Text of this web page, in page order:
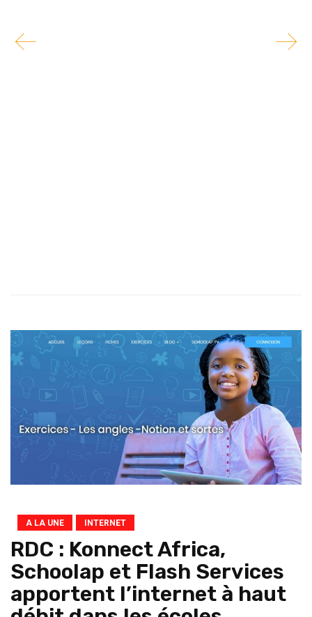
A LA UNE INTERNET
RDC : Konnect Africa,
Schoolap et Flash Services
apportent l’internet à haut